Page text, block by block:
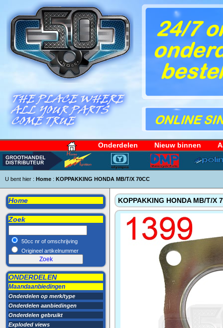
Onderdelen Nieuw binnen
U bent hier : Home : KOPPAKKING HONDA MB/T/X 70CC
Home
Zoek
50cc nr of omschrijving
Origineel artikelnummer
ONDERDELEN
Maandaanbiedingen
Onderdelen op merk/type
Onderdelen aanbiedingen
Onderdelen gebruikt
Exploded views
KOPPAKKING HONDA MB/T/X